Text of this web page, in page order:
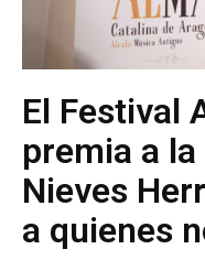
El Festival
premia a
Nieves
a quienes